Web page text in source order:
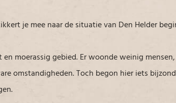
je mee naar de situatie van Den Helder
en moerassig gebied. Er woonde weinig
omstandigheden. Toch begon hier iets